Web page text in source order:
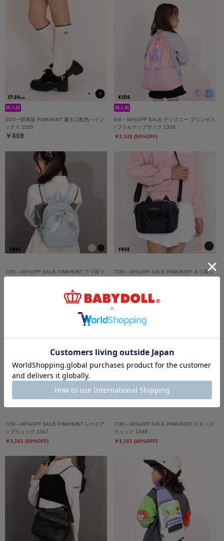
3/23一部再販 PINKHUNT 履き口配色ハイソ
ックス 1525
￥869
8/6～50%OFF SALE ディズニー プリンセス
/ フリルナップサック 1326
￥2,145 (50%OFF)
7/30～40%OFF SALE PINKHUNT クマ耳リ
7/30～40%OFF SALE PINKHUNT ネコ耳シ
7/30～40%OFF SALE PINKHUNT レースア
ップリュック 1347
￥3,161 (40%OFF)
7/30～40%OFF SALE PINKHUNT スタッズ
リュック 1348
￥3,161 (40%OFF)